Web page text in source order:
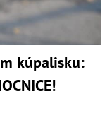
kúpalisku: